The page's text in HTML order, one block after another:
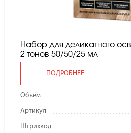
Набор для деликатного
2 тонов 50/50/25 мл
ПОДРОБНЕЕ
Объём
Артикул
Штрихкод